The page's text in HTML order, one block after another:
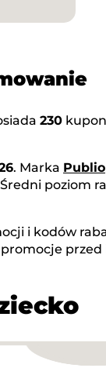
230
. Marka Publio
poziom
i kodów
przed